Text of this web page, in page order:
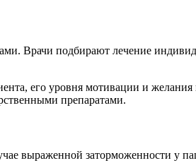
Врачи подбирают лечение
его уровня мотивации и
препаратами.
выраженной заторможенности у